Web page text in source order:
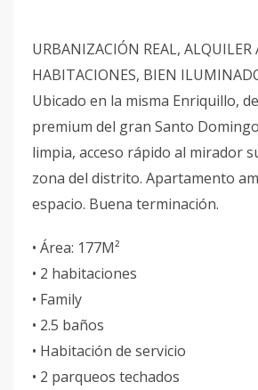
URBANIZACIÓN REAL,
HABITACIONES, BIEN
Ubicado en la misma Enriquillo,
premium del gran Santo
limpia, acceso rápido al mirador
zona del distrito. Apartamento
espacio. Buena terminación.
• Área: 177M²
• 2 habitaciones
• Family
• 2.5 baños
• Habitación de servicio
• 2 parqueos techados